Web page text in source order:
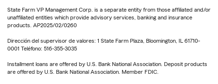
State Farm VP Management Corp. is a separate entity from those affiliated and/or
unaffiliated entities which provide advisory services, banking and insurance
products. AP2025/02/0260
Dirección del supervisor de valores: 1 State Farm Plaza, Bloomington, IL 61710-
0001 Teléfono: 516-355-3035
Installment loans are offered by U.S. Bank National Association. Deposit products
are offered by U.S. Bank National Association. Member FDIC.